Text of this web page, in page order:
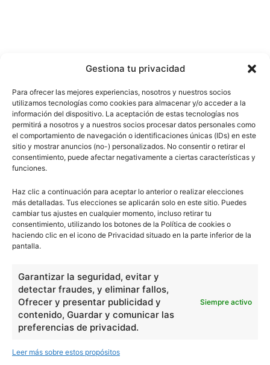
Gestiona tu privacidad
Para ofrecer las mejores experiencias, nosotros y nuestros socios
utilizamos tecnologías como cookies para almacenar y/o acceder a la
información del dispositivo. La aceptación de estas tecnologías nos
permitirá a nosotros y a nuestros socios procesar datos personales como
el comportamiento de navegación o identificaciones únicas (IDs) en este
sitio y mostrar anuncios (no-) personalizados. No consentir o retirar el
consentimiento, puede afectar negativamente a ciertas características y
funciones.
Haz clic a continuación para aceptar lo anterior o realizar elecciones
más detalladas. Tus elecciones se aplicarán solo en este sitio. Puedes
cambiar tus ajustes en cualquier momento, incluso retirar tu
consentimiento, utilizando los botones de la Política de cookies o
haciendo clic en el icono de Privacidad situado en la parte inferior de la
pantalla.
Garantizar la seguridad, evitar y
detectar fraudes, y eliminar fallos,
Ofrecer y presentar publicidad y
contenido, Guardar y comunicar las
preferencias de privacidad.
Siempre activo
Leer más sobre estos propósitos